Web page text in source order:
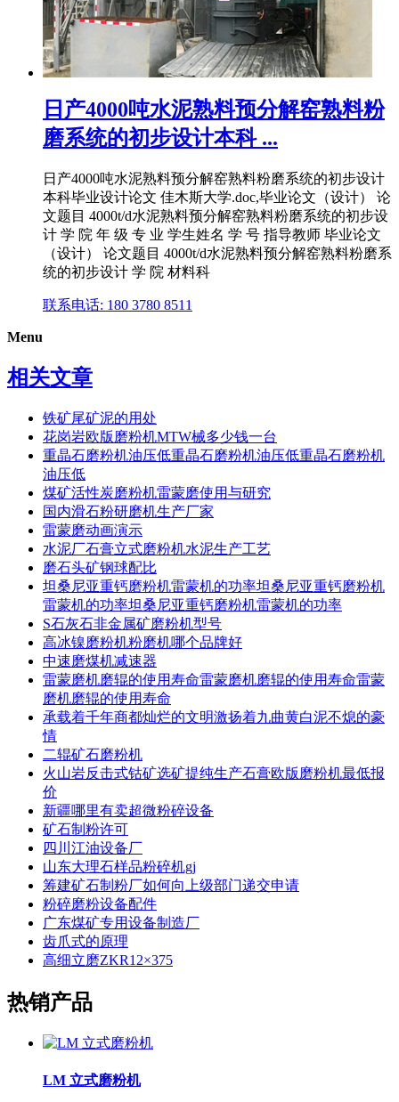
日产4000吨水泥熟料预分解窑熟料粉
磨系统的初步设计本科 ...
日产4000吨水泥熟料预分解窑熟料粉磨系统的初步设计
本科毕业设计论文 佳木斯大学.doc,毕业论文（设计） 论
文题目 4000t/d水泥熟料预分解窑熟料粉磨系统的初步设
计 学 院 年 级 专 业 学生姓名 学 号 指导教师 毕业论文
（设计） 论文题目 4000t/d水泥熟料预分解窑熟料粉磨系
统的初步设计 学 院 材料科
联系电话: 180 3780 8511
Menu
相关文章
铁矿尾矿泥的用处
花岗岩欧版磨粉机MTW械多少钱一台
重晶石磨粉机油压低重晶石磨粉机油压低重晶石磨粉机
油压低
煤矿活性炭磨粉机雷蒙磨使用与研究
国内滑石粉研磨机生产厂家
雷蒙磨动画演示
水泥厂石膏立式磨粉机水泥生产工艺
磨石头矿钢球配比
坦桑尼亚重钙磨粉机雷蒙机的功率坦桑尼亚重钙磨粉机
雷蒙机的功率坦桑尼亚重钙磨粉机雷蒙机的功率
S石灰石非金属矿磨粉机型号
高冰镍磨粉机粉磨机哪个品牌好
中速磨煤机减速器
雷蒙磨机磨辊的使用寿命雷蒙磨机磨辊的使用寿命雷蒙
磨机磨辊的使用寿命
承载着千年商都灿烂的文明激扬着九曲黄白泥不熄的豪
情
二辊矿石磨粉机
火山岩反击式钴矿选矿提纯生产石膏欧版磨粉机最低报
价
新疆哪里有卖超微粉碎设备
矿石制粉许可
四川江油设备厂
山东大理石样品粉碎机gj
筹建矿石制粉厂如何向上级部门递交申请
粉碎磨粉设备配件
广东煤矿专用设备制造厂
齿爪式的原理
高细立磨ZKR12×375
热销产品
LM 立式磨粉机